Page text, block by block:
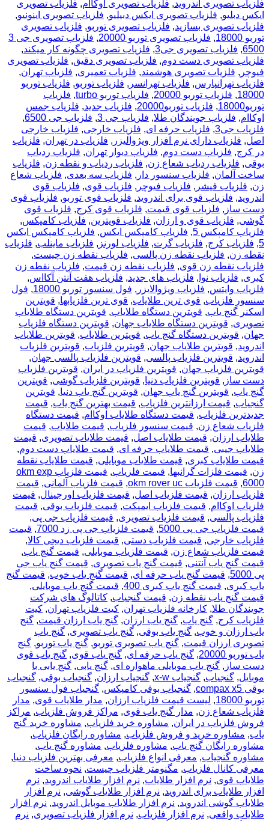
فلزیاب تصویری اندروید, فلزیاب تصویری اوکاام, فلزیاب تصویری
ایکس دبلیو, فلزیاب تصویری ایکس دبیلیو, فلزیاب تصویری اینونیو,
فلزیاب تصویری بسازید, فلزیاب تصویری توربو, فلزیاب تصویری
توربو 18000
, فلزیاب تصویری توربو 20000 ,
فلزیاب تصویری جی 3
6500
, فلزیاب تصویری جی3 , فلزیاب تصویری چگونه کار میکند,
فلزیاب تصویری دست دوم, فلزیاب تصویری دقیق, فلزیاب تصویری
فیوچر , فلزیاب تصویری هوشمند, فلزیاب تعمیری, فلزیاب تهران,
فلزیاب تهرانپارس, فلزیاب تهرانسر , فلزیاب توربو, فلزیاب توربو
18000
, فلزیاب توربو 20000 , فلزیاب توربو turbo , فلزیاب
توربو18000
, فلزیاب توربو20000 , فلزیاب جدید, فلزیاب جمس
اوکاام, فلزیاب جویندگان طلا, فلزیاب جی 3 , فلزیاب جی 6500
,
فلزیاب جی3
, فلزیاب حرفه ای, فلزیاب خارجی, فلزیاب خارجی
اصل, فلزیاب دارای نرم افزار ویژوالیزر , فلزیاب در تهران, فلزیاب
در کرج, فلزیاب دست دوم, فلزیاب دیوار تهران, فلزیاب ردیاب
بوقی, فلزیاب ردیاب شعاع زن, فلزیاب ردیاب و نقطه زن, فلزیاب
ساخت آلمان, فلزیاب سنسور دار , فلزیاب سه بعدی, فلزیاب شعاع
زن, فلزیاب فیشر , فلزیاب فیوچر , فلزیاب قوی, فلزیاب قوی
اندروید, فلزیاب قوی برای اندروید, فلزیاب قوی توربو, فلزیاب قوی
دست ساز , فلزیاب قوی قیمت, فلزیاب قوی کرج, فلزیاب قوی
گوشی, فلزیاب قوی و ارزان, فلزیاب قویترین, فلزیاب کامپکس,
فلزیاب کامپکس 5
, فلزیاب کامپکس ایکس, فلزیاب کامپکس ایکس
5
, فلزیاب کرج, فلزیاب گرت, فلزیاب لورنز , فلزیاب ماینلب, فلزیاب
نقطه زن, فلزیاب نقطه زن پالسی, فلزیاب نقطه زن چیست,
فلزیاب نقطه زن قوی, فلزیاب نقطه زن قیمت, فلزیاب نقطه زن
کبری, فلزیاب نوا , فلزیاب های جدید, فلزیاب هفت آنتن آکااس,
فلزیاب وایتس, فلزیاب ویژوالایزر , فول سنسور توربو 18000 , فول
سنسور فلزیاب, قوی ترین طلایاب, قوی ترین فلزیابها, قویترین
اسکنر گنج یاب, قویترین دستگاه طلایاب, قویترین دستگاه طلایاب
تصویری, قویترین دستگاه طلایاب جهان, قویترین دستگاه فلزیاب
جهان, قویترین دستگاه گنج یاب, قویترین طلایاب, قویترین طلایاب
اندروید, قویترین طلایاب جهان, قویترین فلزیاب, قویترین فلزیاب
اندروید, قویترین فلزیاب پالسی, قویترین فلزیاب پالسی جهان,
قویترین فلزیاب جهان, قویترین فلزیاب در ایران, قویترین فلزیاب
دست ساز , قویترین فلزیاب دنیا, قویترین فلزیاب گوشی, قویترین
گنج یاب, قویترین گنج یاب جهان, قویترین گنج یاب دنیا, قویترین
گنجیاب, قیمت ارزانترین فلزیاب, قیمت بهترین گنج یاب, قیمت
جدیدترین فلزیاب, قیمت دستگاه طلایاب اوکاام, قیمت دستگاه
فلزیاب شعاع زن, قیمت سنسور فلزیاب, قیمت طلایاب, قیمت
طلایاب ارزان, قیمت طلایاب اصل, قیمت طلایاب تصویری, قیمت
طلایاب جیبی, قیمت طلایاب حرفه ای, قیمت طلایاب دست دوم,
قیمت طلایاب کبری, قیمت طلایاب موبایلی, قیمت طلایاب نقطه
زن, قیمت فلزات گرانبها, قیمت فلزیاب,
قیمت فلزیاب okm exp
6000
, قیمت فلزیاب okm rover uc , قیمت فلزیاب آلمانی, قیمت
فلزیاب ارزان, قیمت فلزیاب اصل, قیمت فلزیاب اورجینال, قیمت
فلزیاب اوکاام, قیمت فلزیاب ایمپکت, قیمت فلزیاب بوقی, قیمت
فلزیاب پالسی, قیمت فلزیاب تصویری, قیمت فلزیاب جی پی,
قیمت فلزیاب جی پی 5000
, قیمت فلزیاب جی پی زد 7000 , قیمت
فلزیاب خارجی, قیمت فلزیاب دستی, قیمت فلزیاب دیجی کالا,
قیمت فلزیاب شعاع زن, قیمت فلزیاب موبایلی, قیمت گنج یاب,
قیمت گنج یاب آنتنی, قیمت گنج یاب تصویری, قیمت گنج یاب جی
پی 5000
, قیمت گنج یاب حرفه ای, قیمت گنج یاب خوب, قیمت گنج
یاب کبری, قیمت گنج یاب کبری 400 , قیمت گنج یاب موبایلی,
قیمت گنج یاب نقطه زن, قیمت گنجیاب, کاتالوگ های شرکت
جویندگان طلا, کارخانه فلزیاب تهران, کیت فلزیاب تهران, کیت
فلزیاب کرج, گنج یاب, گنج یاب ارزان, گنج یاب ارزان قیمت, گنج
یاب ارزان و خوب, گنج یاب بوقی, گنج یاب تصویری, گنج یاب
تصویری ارزان قیمت, گنج یاب تصویری توربو, گنج یاب توربو, گنج
یاب توربو 20000
, گنج یاب حرفه ای, گنج یاب قوی, گنج یاب قوی
دست ساز , گنج یاب موبایلی ماهواره ای, گنج یابی, گنج یابی با
موبایل, گنجیاب, گنجیاب x-w , گنجیاب ارزان, گنجیاب بوقی, گنجیاب
بوقی compax x5
, گنجیاب بوقی کامپکس, گنجیاب فول سنسور
توربو 18000
, لیست قیمت فلزیاب ارزان, مدار طلایاب قوی, مدار
فلزیاب شعاع زن, مدار گنج یاب قوی, مراکز فروش فلزیاب, مراکز
فروش فلزیاب در ایران, مشاوره خرید فلزیاب, مشاوره خرید گنج
یاب, مشاوره خرید و فروش فلزیاب, مشاوره رایگان فلزیاب,
مشاوره رایگان گنج یاب, مشاوره فلزیاب, مشاوره گنج یاب,
مشاوره گنجیاب, معرفی انواع فلزیاب, معرفی بهترین فلزیاب دنیا,
معرفی کانال فلزیاب, مگنومتر فلزیاب چیست, نحوه ساخت
طلایاب قوی, نرم افزار طلایاب, نرم افزار طلایاب اندروید, نرم
افزار طلایاب برای اندروید, نرم افزار طلایاب گوشی, نرم افزار
طلایاب گوشی اندروید, نرم افزار طلایاب موبایل اندروید, نرم افزار
طلایاب واقعی, نرم افزار فلزیاب, نرم افزار فلزیاب تصویری, نرم